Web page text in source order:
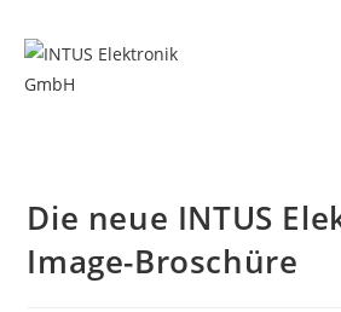
Die neue INTUS
Image-Broschüre